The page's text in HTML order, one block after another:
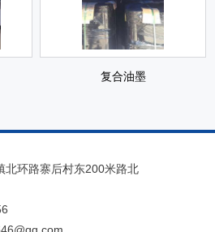
复合油墨
北环路寨后村东200米路北